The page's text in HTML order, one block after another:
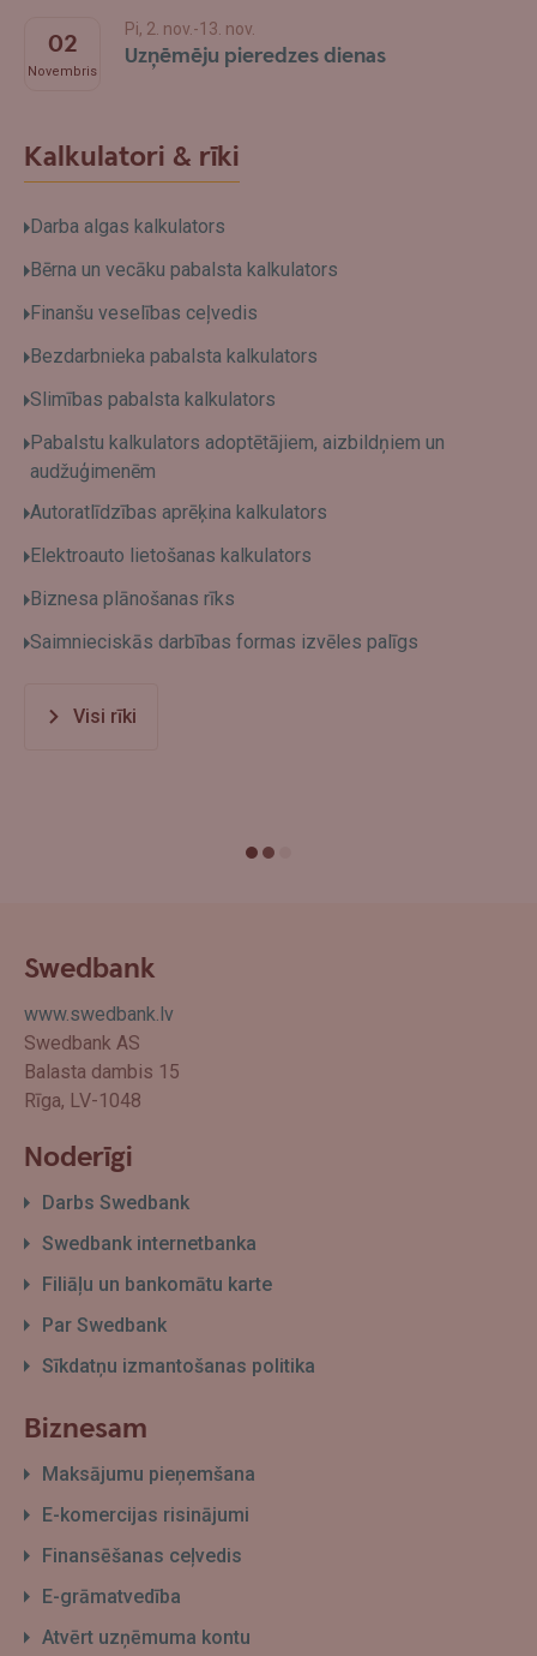
02
Novembris
Pi, 2. nov.-13. nov.
Uzņēmēju pieredzes dienas
Kalkulatori & rīki
Darba algas kalkulators
Bērna un vecāku pabalsta kalkulators
Finanšu veselības ceļvedis
Bezdarbnieka pabalsta kalkulators
Slimības pabalsta kalkulators
Pabalstu kalkulators adoptētājiem, aizbildņiem un
audžuģimenēm
Autoratlīdzības aprēķina kalkulators
Elektroauto lietošanas kalkulators
Biznesa plānošanas rīks
Saimnieciskās darbības formas izvēles palīgs
Visi rīki
Swedbank
www.swedbank.lv
Swedbank AS
Balasta dambis 15
Rīga, LV-1048
Noderīgi
Darbs Swedbank
Swedbank internetbanka
Filiāļu un bankomātu karte
Par Swedbank
Sīkdatņu izmantošanas politika
Biznesam
Maksājumu pieņemšana
E-komercijas risinājumi
Finansēšanas ceļvedis
E-grāmatvedība
Atvērt uzņēmuma kontu